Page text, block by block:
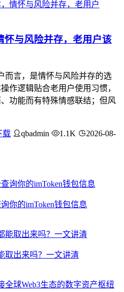
怀与风险并存，老用户该
而言，是情怀与风险并存的选
作逻辑贴合老用户使用习惯，
功能而有特殊情感联结；但风
载 qbadmin 1.1K
2026-08-
你的imToken钱包信息
取出来吗？一文讲清